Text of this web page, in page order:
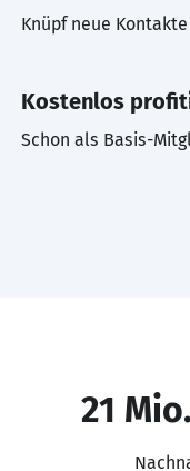
Knüpf neue
Kostenlos
Schon als Basis-
21